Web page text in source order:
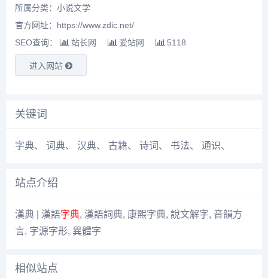
所属分类： 小说文学
官方网址：https://www.zdic.net/
SEO查询：
站长网 爱站网 5118
进入网站
关键词
字典、 词典、 汉典、 古籍、 诗词 、 书法、 通识、
站点介绍
漢典 | 漢語字典, 漢語詞典, 康熙字典, 說文解字, 音韻方
言, 字源字形, 異體字
相似站点